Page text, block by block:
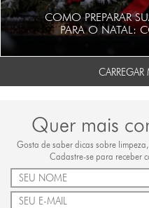
COMO PREPARAR
PARA O NATAL:
Quer mais
Gosta de saber dicas sobre
Cadastre-se para receber